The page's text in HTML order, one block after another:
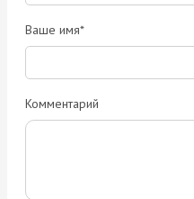
Ваше имя*
Комментарий